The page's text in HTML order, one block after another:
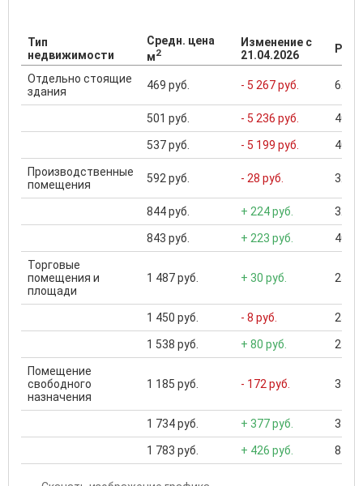
Тип
недвижимости
Средн. цена
м2
Изменение с
21.04.2026
Отдельно стоящие
здания
469 руб. - 5 267 руб. 62
501 руб. - 5 236 руб. 406
537 руб. - 5 199 руб. 406
Производственные
помещения
592 руб. - 28 руб. 32
844 руб. + 224 руб. 32
843 руб. + 223 руб. 40
Торговые
помещения и
площади
1 487 руб. + 30 руб. 25
1 450 руб. - 8 руб. 25
1 538 руб. + 80 руб. 25
Помещение
свободного
назначения
1 185 руб. - 172 руб. 3
1 734 руб. + 377 руб. 3
1 783 руб. + 426 руб. 8